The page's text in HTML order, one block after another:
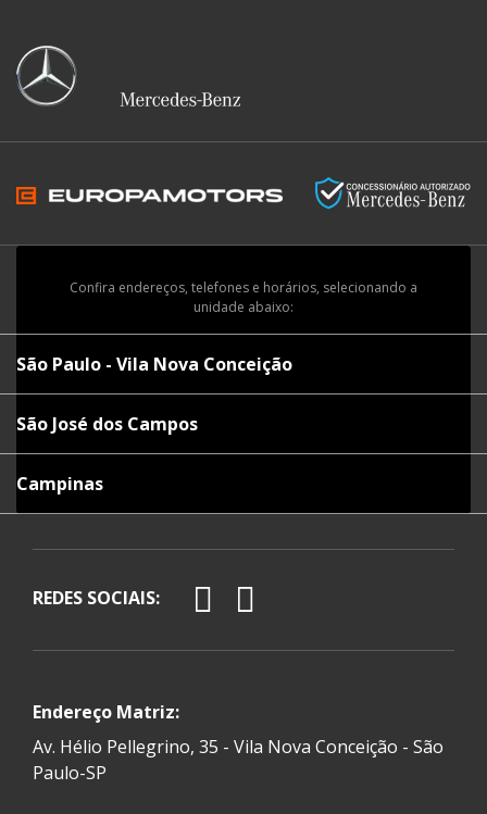
Confira endereços, telefones e horários, selecionando a
unidade abaixo:
São Paulo - Vila Nova Conceição
São José dos Campos
Campinas
REDES SOCIAIS:
Endereço Matriz:
Av. Hélio Pellegrino, 35 - Vila Nova Conceição - São
Paulo-SP